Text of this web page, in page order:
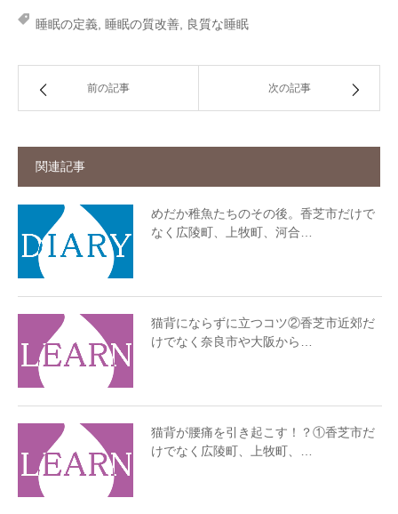
睡眠の定義 睡眠の質改善 良質な睡眠
前の記事 次の記事
関連記事
めだか稚魚たちのその後。香芝市だけで
なく広陵町、上牧町、河合…
猫背にならずに立つコツ②香芝市近郊だ
けでなく奈良市や大阪から…
猫背が腰痛を引き起こす！？①香芝市だ
けでなく広陵町、上牧町、…